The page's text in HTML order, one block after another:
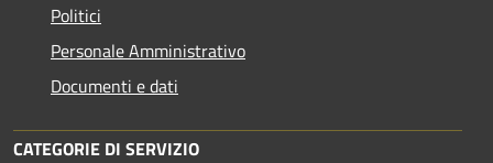
Politici
Personale Amministrativo
Documenti e dati
CATEGORIE DI SERVIZIO